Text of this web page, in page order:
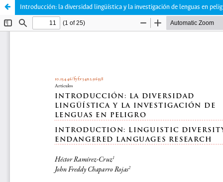
Introducción: la diversidad lingüística y la investigación de lenguas en